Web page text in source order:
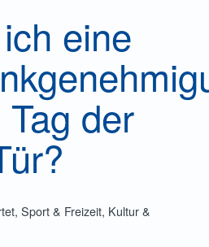
eine
der
Sport & Freizeit, Kultur &